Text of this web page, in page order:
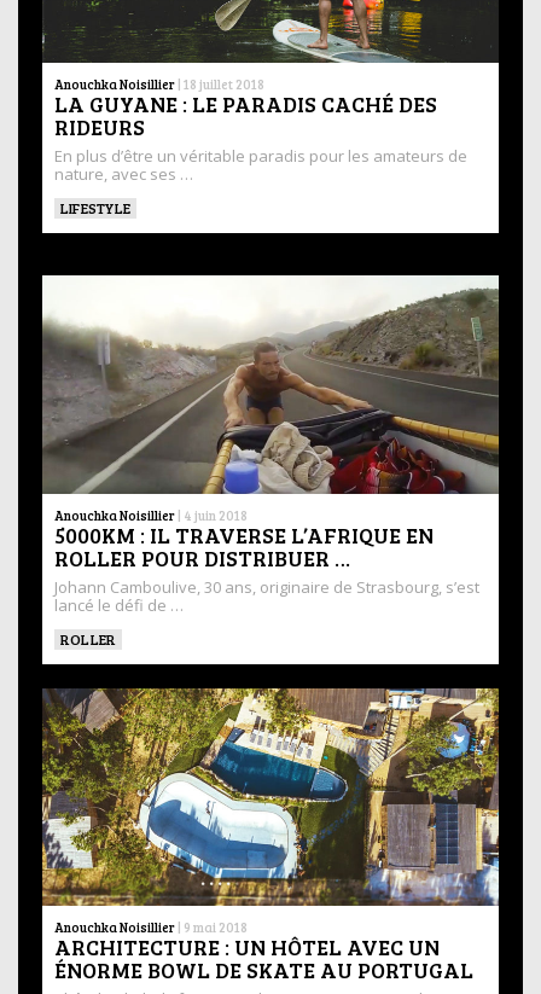
Anouchka Noisillier | 18 juillet 2018
LA GUYANE : LE PARADIS CACHÉ DES
RIDEURS
En plus d’être un véritable paradis pour les amateurs de
nature, avec ses …
LIFESTYLE
Anouchka Noisillier | 4 juin 2018
5000KM : IL TRAVERSE L’AFRIQUE EN
ROLLER POUR DISTRIBUER …
Johann Camboulive, 30 ans, originaire de Strasbourg, s’est
lancé le défi de …
ROLLER
Anouchka Noisillier | 9 mai 2018
ARCHITECTURE : UN HÔTEL AVEC UN
ÉNORME BOWL DE SKATE AU PORTUGAL